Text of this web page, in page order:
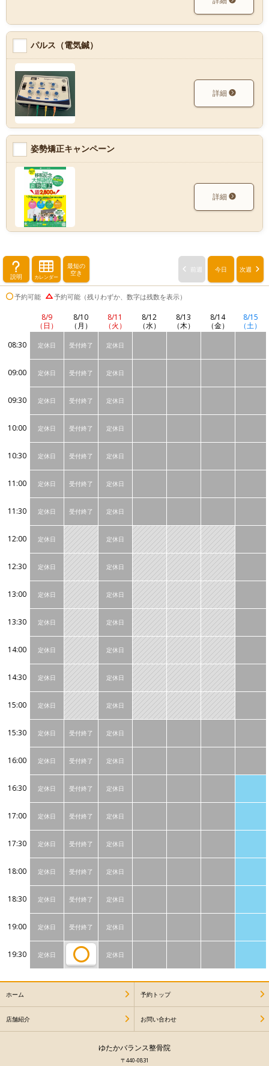
パルス（電気鍼）
詳細
姿勢矯正キャンペーン
詳細
説明 カレンダー
最短の
空き
前週 今日 次週
予約可能 予約可能（残りわずか、数字は残数を表示）
8/9
（日）
8/10
（月）
8/11
（火）
8/12
（水）
8/13
（木）
8/14
（金）
8/15
（土）
08:30
定休日 受付終了 定休日
09:00 定休日 受付終了 定休日
09:30 定休日 受付終了 定休日
10:00 定休日 受付終了 定休日
10:30 定休日 受付終了 定休日
11:00 定休日 受付終了 定休日
11:30 定休日 受付終了 定休日
12:00 定休日 定休日
12:30 定休日 定休日
13:00 定休日 定休日
13:30 定休日 定休日
14:00 定休日 定休日
14:30 定休日 定休日
15:00 定休日 定休日
15:30 定休日 受付終了 定休日
16:00 定休日 受付終了 定休日
16:30 定休日 受付終了 定休日
17:00 定休日 受付終了 定休日
17:30 定休日 受付終了 定休日
18:00 定休日 受付終了 定休日
18:30 定休日 受付終了 定休日
19:00 定休日 受付終了 定休日
19:30 定休日 定休日
ホーム 予約トップ
店舗紹介 お問い合わせ
ゆたかバランス整骨院
〒440-0831